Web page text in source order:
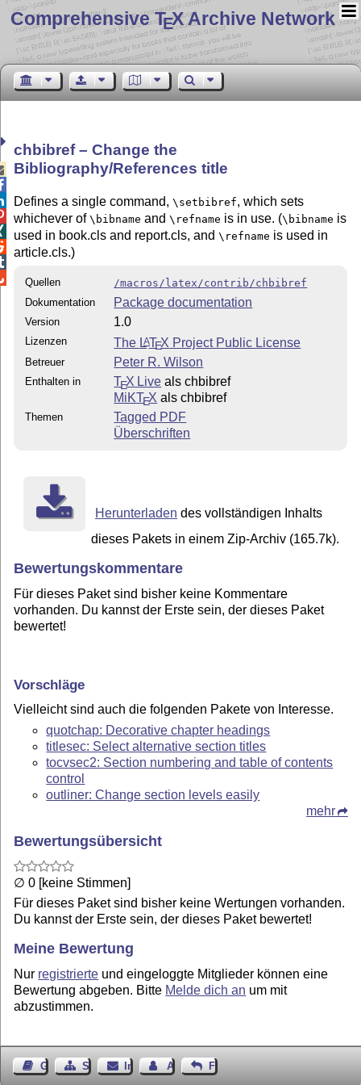
Comprehensive TEX Archive Network
chbibref – Change the
Bibliography/References title
Defines a single command,\setbibref, which sets
whichever of\bibname and\refname is in use. (\bibname is
used in book.cls and report.cls, and\refname is used in
article.cls.)
Quellen
/macros/latex/contrib/chbibref
Dokumentation
Package documentation
Version 1.0
Lizenzen The LATEX Project Public License
Betreuer Peter R. Wilson
Enthalten in TEX Live als chbibref
MiKTEX als chbibref
Themen
Tagged PDF
Überschriften
Herunterladen des vollständigen Inhalts
dieses Pakets in einem Zip-Archiv (165.7k).
Bewertungskommentare
Für dieses Paket sind bisher keine Kommentare
vorhanden. Du kannst der Erste sein, der dieses Paket
bewertet!
Vorschläge
Vielleicht sind auch die folgenden Pakete von Interesse.
quotchap: Decorative chapter headings
titlesec: Select alternative section titles
tocvsec2: Section numbering and table of contents
control
outliner: Change section levels easily
mehr
Bewertungsübersicht
∅ 0 [keine Stimmen]
Für dieses Paket sind bisher keine Wertungen vorhanden.
Du kannst der Erste sein, der dieses Paket bewertet!
Meine Bewertung
Nur registrierte und eingeloggte Mitglieder können eine
Bewertung abgeben. Bitte Melde dich an um mit
abzustimmen.
GästebuchSeiten-Struktur
ImpressumAutor kontaktieren
Feedback